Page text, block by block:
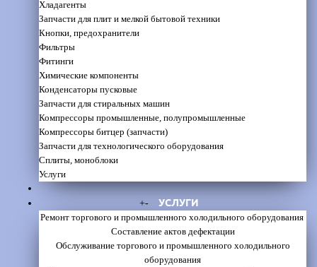
Хладагенты
Запчасти для плит и мелкой бытовой техники
Кнопки, предохранители
Фильтры
Фитинги
Химические компоненты
Конденсаторы пусковые
Запчасти для стиральных машин
Компрессоры промышленные, полупромышленные
Компрессоры битцер (запчасти)
Запчасти для технологического оборудования
Сплиты, моноблоки
Услуги
+- УСЛУГИ
Ремонт торгового и промышленного холодильного оборудования
Составление актов дефектации
Обслуживание торгового и промышленного холодильного
оборудования